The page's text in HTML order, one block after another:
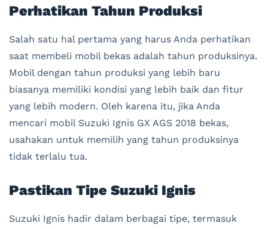
Perhatikan Tahun Produksi
Salah satu hal pertama yang harus Anda perhatikan
saat membeli mobil bekas adalah tahun produksinya.
Mobil dengan tahun produksi yang lebih baru
biasanya memiliki kondisi yang lebih baik dan fitur
yang lebih modern. Oleh karena itu, jika Anda
mencari mobil Suzuki Ignis GX AGS 2018 bekas,
usahakan untuk memilih yang tahun produksinya
tidak terlalu tua.
Pastikan Tipe Suzuki Ignis
Suzuki Ignis hadir dalam berbagai tipe, termasuk